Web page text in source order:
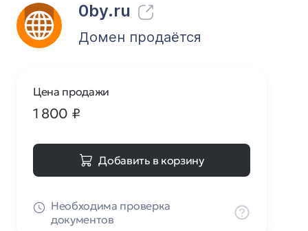
0by.ru
Домен продаётся
Цена продажи
1 800 ₽
Добавить в корзину
Необходима проверка
документов